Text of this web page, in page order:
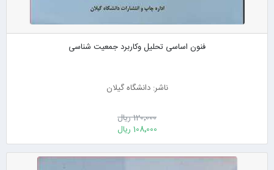
فنون اساسی تحلیل وکاربرد جمعیت شناسی
ناشر: دانشگاه گیلان
120٬000 ریال
108٬000 ریال